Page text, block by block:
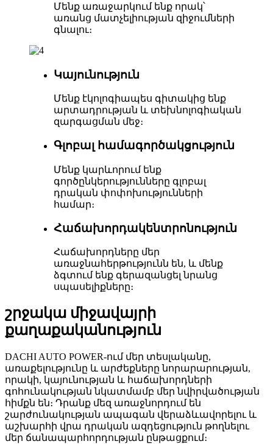
Մենք առաջարկում ենք որակ՝
առանց մատչելիության զիջումների
գնալու։
Կայունություն
Մենք էկոլոգիապես գիտակից ենք
արտադրության և տեխնոլոգիական
զարգացման մեջ։
Գլոբալ համագործակցություն
Մենք կարևորում ենք
գործընկերությունները գլոբալ
դրական փոփոխությունների
համար։
Հաճախորդակենտրոնություն
Հաճախորդները մեր
առաջնահերթությունն են, և մենք
ձգտում ենք գերազանցել նրանց
սպասելիքները։
շրջակա միջավայրի
քաղաքականություն
DACHI AUTO POWER-ում մեր տեսլականը,
առաքելությունը և արժեքները նորարարության,
որակի, կայունության և հաճախորդների
գոհունակության նկատմամբ մեր նվիրվածության
հիմքն են։ Դրանք մեզ առաջնորդում են
շարժունակության ապագան վերաձևավորելու և
աշխարհի վրա դրական ազդեցություն թողնելու
մեր ճանապարհորդության ընթացքում։